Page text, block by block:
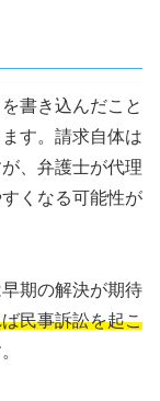
書き込んだこと
す。請求自体は
、弁護士が代理
くなる可能性が
期の解決が期待
民事訴訟を起こ